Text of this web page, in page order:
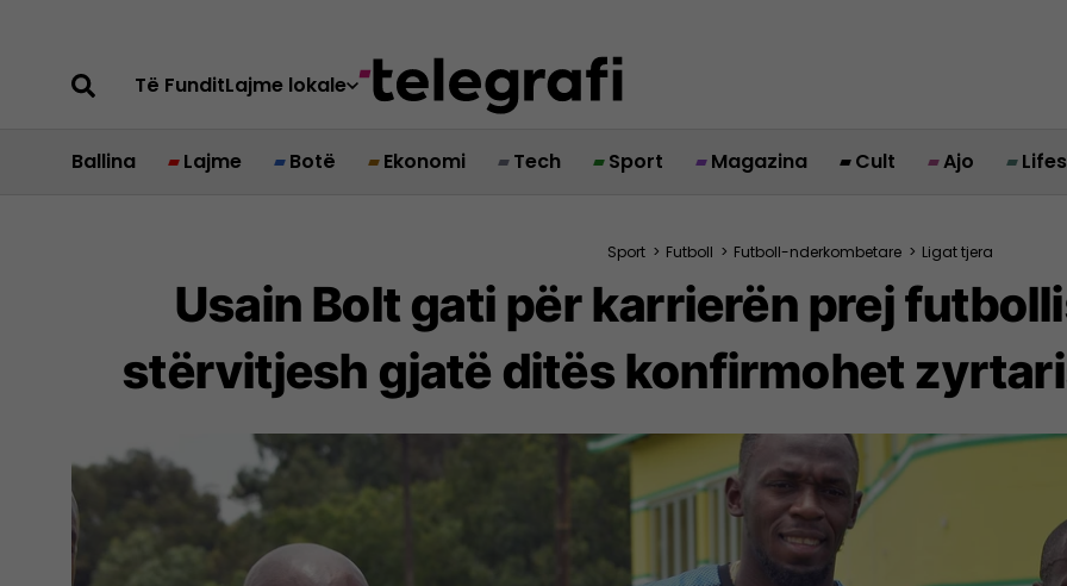
Të FunditLajme lokale
Ballina Lajme Botë Ekonomi Tech Sport Magazina Cult Ajo
Sport > Futboll > Futboll-nderkombetare > Ligat tjera
Usain Bolt gati për karrierën prej
stërvitjesh gjatë ditës konfirmohet